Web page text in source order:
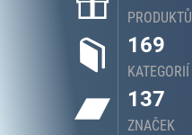
PRODUKTŮ
169
KATEGORIÍ
137
ZNAČEK